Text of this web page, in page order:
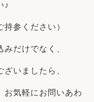
♪
持参ください）
だけでなく、
いましたら、
お気軽にお問いあわ